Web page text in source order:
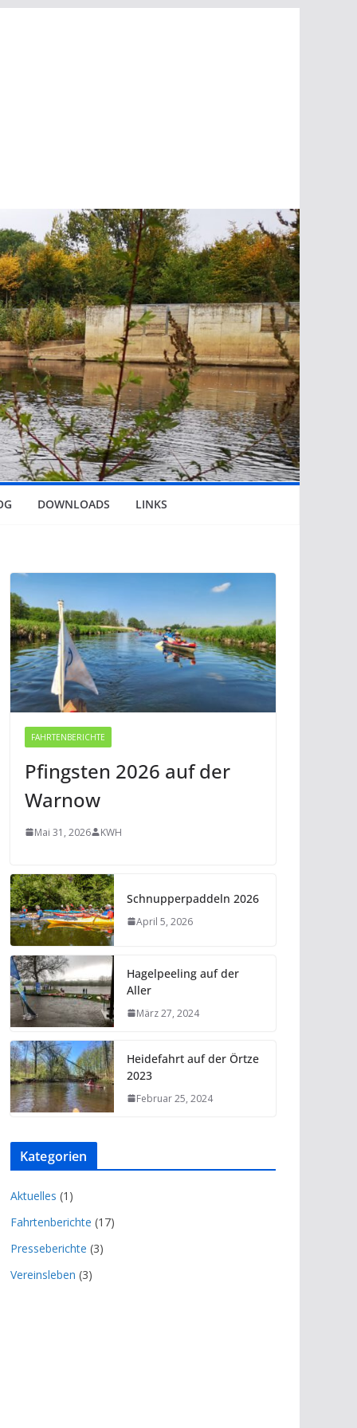
DOWNLOADS LINKS
FAHRTENBERICHTE
Pfingsten 2026 auf der
Warnow
Mai 31, 2026 KWH
Schnupperpaddeln 2026
April 5, 2026
Hagelpeeling auf der
Aller
März 27, 2024
Heidefahrt auf der Örtze
2023
Februar 25, 2024
Kategorien
Aktuelles (1)
Fahrtenberichte (17)
Presseberichte (3)
Vereinsleben (3)